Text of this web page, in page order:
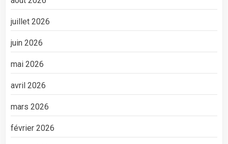
juillet 2026
juin 2026
mai 2026
avril 2026
mars 2026
février 2026